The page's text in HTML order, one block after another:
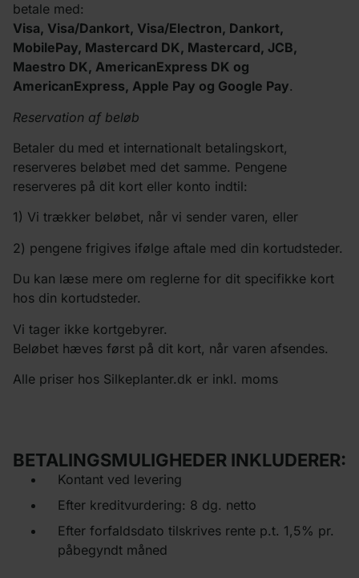
betale med:
Visa, Visa/Dankort, Visa/Electron, Dankort,
MobilePay, Mastercard DK, Mastercard, JCB,
Maestro DK, AmericanExpress DK og
AmericanExpress, Apple Pay og Google Pay.
Reservation af beløb
Betaler du med et internationalt betalingskort,
reserveres beløbet med det samme. Pengene
reserveres på dit kort eller konto indtil:
1) Vi trækker beløbet, når vi sender varen, eller
2) pengene frigives ifølge aftale med din kortudsteder.
Du kan læse mere om reglerne for dit specifikke kort
hos din kortudsteder.
Vi tager ikke kortgebyrer.
Beløbet hæves først på dit kort, når varen afsendes.
Alle priser hos Silkeplanter.dk er inkl. moms
BETALINGSMULIGHEDER INKLUDERER:
Kontant ved levering
Efter kreditvurdering: 8 dg. netto
Efter forfaldsdato tilskrives rente p.t. 1,5% pr.
påbegyndt måned